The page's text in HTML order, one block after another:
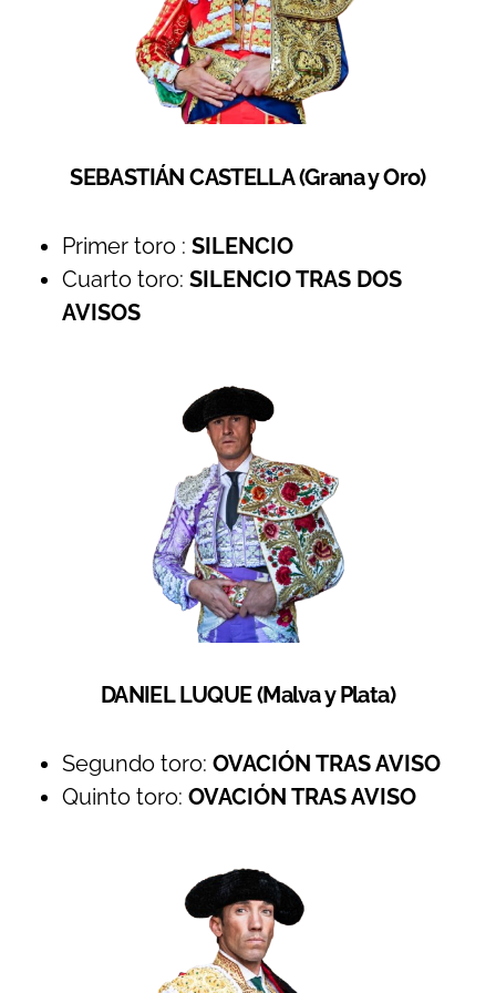
SEBASTIÁN CASTELLA (Grana y Oro)
Primer toro : SILENCIO
Cuarto toro: SILENCIO TRAS DOS
AVISOS
DANIEL LUQUE (Malva y Plata)
Segundo toro: OVACIÓN TRAS AVISO
Quinto toro: OVACIÓN TRAS AVISO